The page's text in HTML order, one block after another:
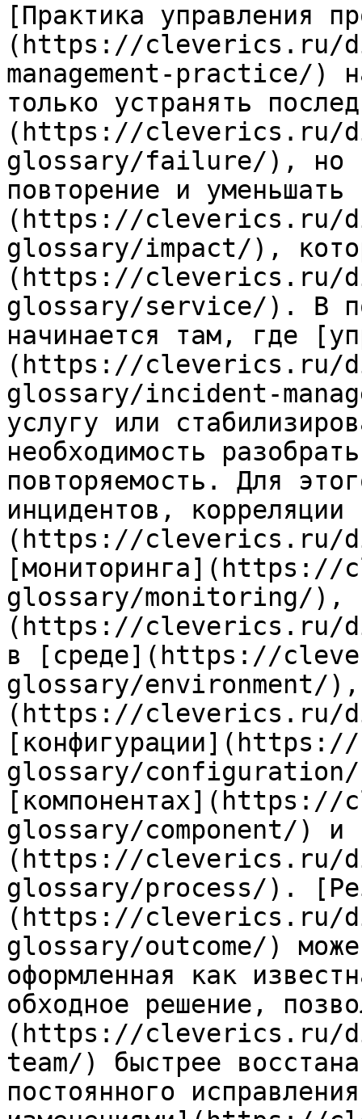
[Практика управления
(https://cleverics.ru/
management-practice/)
только устранять
(https://cleverics.ru/
glossary/failure/), но и
повторение и
(https://cleverics.ru/
glossary/impact/),
(https://cleverics.ru/
glossary/service/). В
начинается там, где
(https://cleverics.ru/
glossary/incident-
услугу или
необходимость
повторяемость. Для
инцидентов,
(https://cleverics.ru/
glossary/monitoring/),
(https://cleverics.ru/
в [среде](https://
glossary/environment/
(https://cleverics.ru/
glossary/configuration/
glossary/component/) и
(https://cleverics.ru/
glossary/process/).
(https://cleverics.ru/
glossary/outcome/)
оформленная как
обходное решение,
(https://cleverics.ru/
team/) быстрее
постоянного